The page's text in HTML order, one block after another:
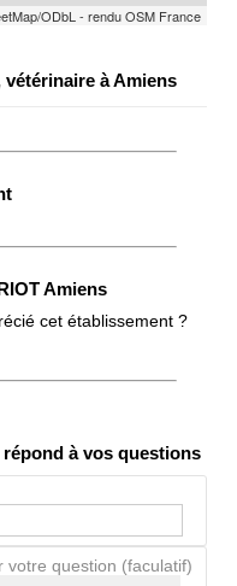
ODbL - rendu OSM France
vétérinaire à Amiens
Amiens
cet établissement ?
à vos questions
votre question (faculatif)